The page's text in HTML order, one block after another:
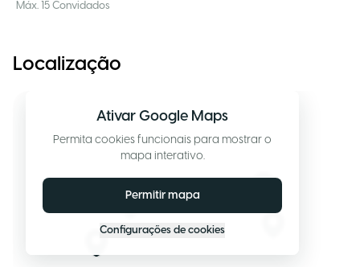
Máx. 15 Convidados
Localização
Ativar Google Maps
Permita cookies funcionais para mostrar o
mapa interativo.
Permitir mapa
Configurações de cookies